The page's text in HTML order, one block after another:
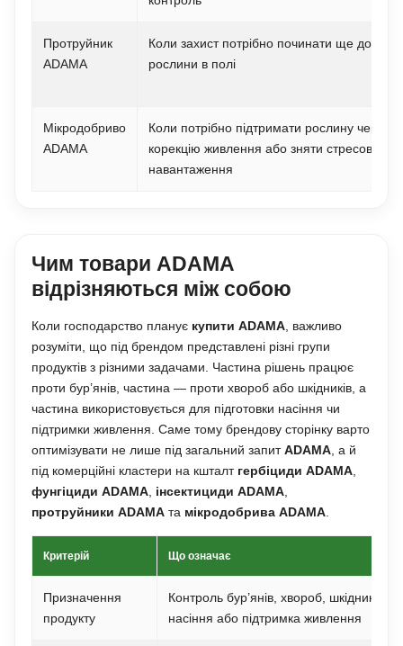
Протруйник
ADAMA
Коли захист потрібно починати ще до
рослини в полі
Мікродобриво
ADAMA
Коли потрібно підтримати рослину через
корекцію живлення або зняти стресове
навантаження
Чим товари ADAMA
відрізняються між собою
Коли господарство планує купити ADAMA, важливо
розуміти, що під брендом представлені різні групи
продуктів з різними задачами. Частина рішень працює
проти бур’янів, частина — проти хвороб або шкідників, а
частина використовується для підготовки насіння чи
підтримки живлення. Саме тому брендову сторінку варто
оптимізувати не лише під загальний запитADAMA, а й
під комерційні кластери на кшталт гербіциди ADAMA,
фунгіциди ADAMA, інсектициди ADAMA,
протруйники ADAMA та мікродобрива ADAMA.
Критерій Що означає
Призначення
продукту
Контроль бур’янів, хвороб, шкідників,
насіння або підтримка живлення